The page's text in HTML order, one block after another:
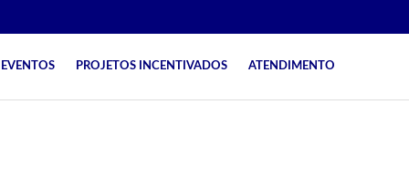
EVENTOS PROJETOS INCENTIVADOS ATENDIMENTO